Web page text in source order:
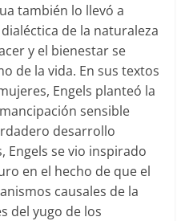
también lo llevó a
de la naturaleza
y el bienestar se
de la vida. En sus textos
Engels planteó la
sensible
desarrollo
Engels se vio inspirado
en el hecho de que el
causales de la
del yugo de los